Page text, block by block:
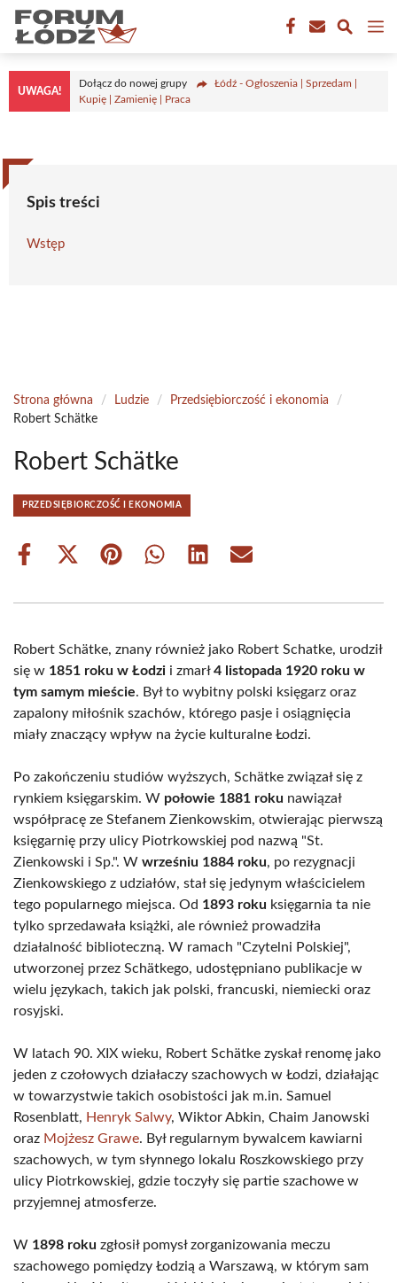
Przejdź
treści
UWAGA!
Dołącz do nowej grupy
Łódź - Ogłoszenia | Sprzedam |
Kupię | Zamienię | Praca
Spis treści
Wstęp
Strona główna / Ludzie / Przedsiębiorczość i ekonomia
/
Robert Schätke
Robert Schätke
PRZEDSIĘBIORCZOŚĆ I EKONOMIA
Share
Share
(Twitter)
Share Share Share Share
Robert Schätke, znany również jako Robert Schatke, urodził
się w 1851 roku w Łodzi i zmarł4 listopada 1920 roku w
tym samym mieście. Był to wybitny polski księgarz oraz
zapalony miłośnik szachów, którego pasje i osiągnięcia
miały znaczący wpływ na życie kulturalne Łodzi.
Po zakończeniu studiów wyższych, Schätke związał się z
rynkiem księgarskim. W połowie 1881 roku nawiązał
współpracę ze Stefanem Zienkowskim, otwierając pierwszą
księgarnię przy ulicy Piotrkowskiej pod nazwą "St.
Zienkowski i Sp.". W wrześniu 1884 roku, po rezygnacji
Zienkowskiego z udziałów, stał się jedynym właścicielem
tego popularnego miejsca. Od 1893 roku księgarnia ta nie
tylko sprzedawała książki, ale również prowadziła
działalność biblioteczną. W ramach "Czytelni Polskiej",
utworzonej przez Schätkego, udostępniano publikacje w
wielu językach, takich jak polski, francuski, niemiecki oraz
rosyjski.
W latach 90. XIX wieku, Robert Schätke zyskał renomę jako
jeden z czołowych działaczy szachowych w Łodzi, działając
w towarzystwie takich osobistości jak m.in. Samuel
Rosenblatt, Henryk Salwy, Wiktor Abkin, Chaim Janowski
oraz Mojżesz Grawe. Był regularnym bywalcem kawiarni
szachowych, w tym słynnego lokalu Roszkowskiego przy
ulicy Piotrkowskiej, gdzie toczyły się partie szachowe w
przyjemnej atmosferze.
W 1898 roku zgłosił pomysł zorganizowania meczu
szachowego pomiędzy Łodzią a Warszawą, w którym sam